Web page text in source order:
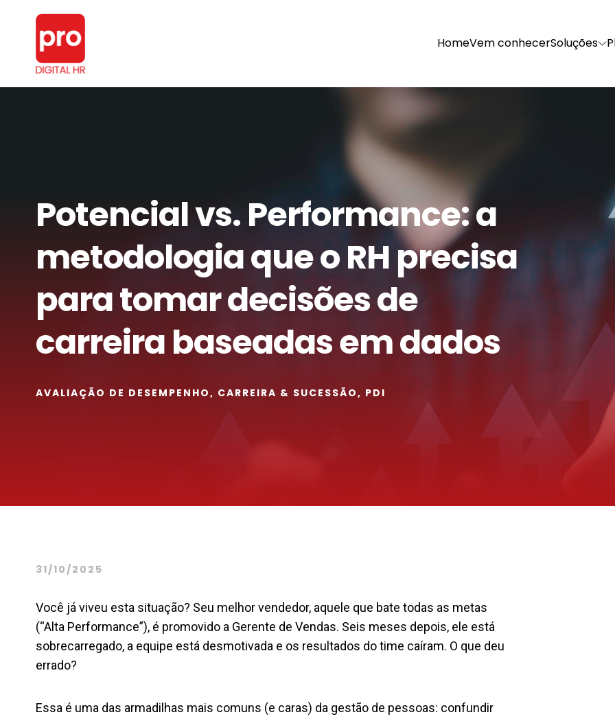
HomeVem conhecerSoluções
PDI
1:1
Metas e Objetivos
Offbording
Engajamento
Gestão de Conteúdo
Potencial vs. Performance: a
metodologia que o RH precisa
para tomar decisões de
carreira baseadas em dados
AVALIAÇÃO DE DESEMPENHO, CARREIRA & SUCESSÃO, PDI
31/10/2025
Você já viveu esta situação? Seu melhor vendedor, aquele que bate todas as metas
(“Alta Performance”), é promovido a Gerente de Vendas. Seis meses depois, ele está
sobrecarregado, a equipe está desmotivada e os resultados do time caíram. O que deu
errado?
Essa é uma das armadilhas mais comuns (e caras) da gestão de pessoas: confundir